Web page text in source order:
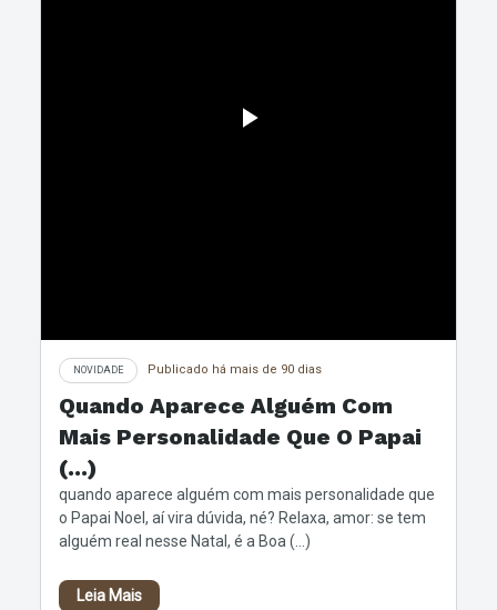
NOVIDADE Publicado há mais de 90 dias
Quando Aparece Alguém Com
Mais Personalidade Que O Papai
(...)
quando aparece alguém com mais personalidade que
o Papai Noel, aí vira dúvida, né? Relaxa, amor: se tem
alguém real nesse Natal, é a Boa (...)
Leia Mais